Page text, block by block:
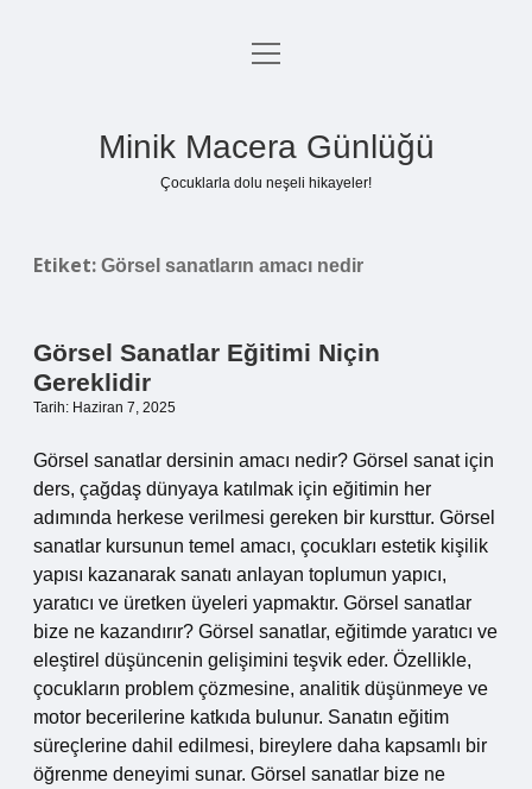
Anasayfa
menüyü
Minik Macera Günlüğü
Çocuklarla dolu neşeli hikayeler!
Etiket: Görsel sanatların amacı nedir
Görsel Sanatlar Eğitimi Niçin
Gereklidir
Tarih: Haziran 7, 2025
Görsel sanatlar dersinin amacı nedir? Görsel sanat için
ders, çağdaş dünyaya katılmak için eğitimin her
adımında herkese verilmesi gereken bir kursttur. Görsel
sanatlar kursunun temel amacı, çocukları estetik kişilik
yapısı kazanarak sanatı anlayan toplumun yapıcı,
yaratıcı ve üretken üyeleri yapmaktır. Görsel sanatlar
bize ne kazandırır? Görsel sanatlar, eğitimde yaratıcı ve
eleştirel düşüncenin gelişimini teşvik eder. Özellikle,
çocukların problem çözmesine, analitik düşünmeye ve
motor becerilerine katkıda bulunur. Sanatın eğitim
süreçlerine dahil edilmesi, bireylere daha kapsamlı bir
öğrenme deneyimi sunar. Görsel sanatlar bize ne